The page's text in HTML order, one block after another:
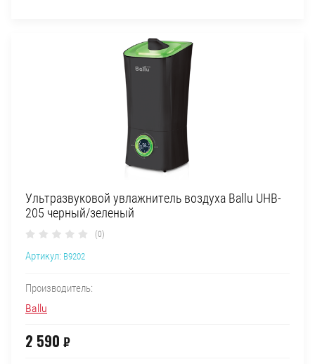
Ультразвуковой увлажнитель воздуха Ballu UHB-
205 черный/зеленый
(0)
Артикул: B9202
Производитель:
Ballu
2 590 ₽